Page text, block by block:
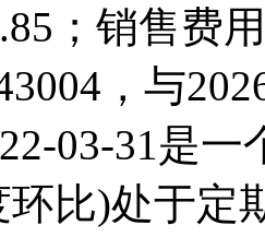
；销售费
，与
03-31是
比)处于定